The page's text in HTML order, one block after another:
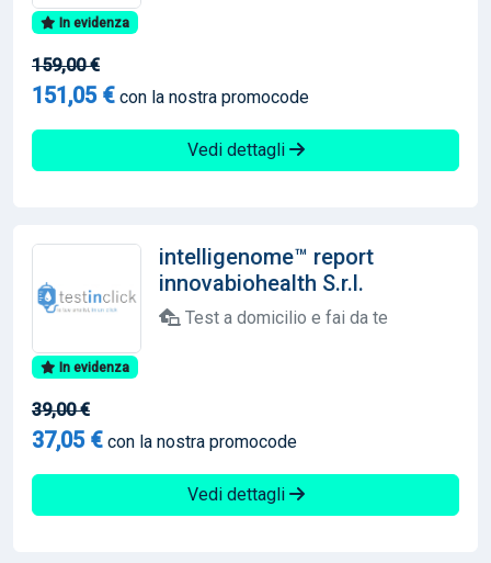
In evidenza
159,00 €
151,05 € con la nostra promocode
Vedi dettagli
intelligenome™ report
innovabiohealth S.r.l.
Test a domicilio e fai da te
In evidenza
39,00 €
37,05 € con la nostra promocode
Vedi dettagli